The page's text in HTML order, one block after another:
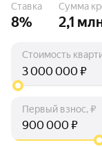
Ставка
8%
Сумма
2,1
Стоимость
₽
Первый взнос, ₽
₽